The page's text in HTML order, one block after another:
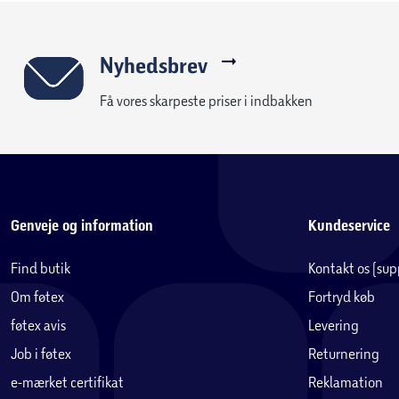
Nyhedsbrev
Få vores skarpeste priser i indbakken
Genveje og information
Find butik
Om føtex
føtex avis
Job i føtex
e-mærket certifikat
Kundeservice
Kontakt os
Fortryd køb
Levering
Returnering
Reklamation